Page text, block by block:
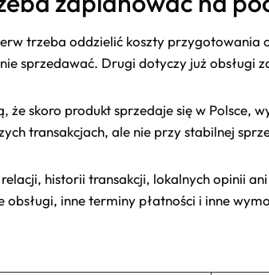
trzeba oddzielić koszty przygotowania
sprzedawać. Drugi dotyczy już obsługi
skoro produkt sprzedaje się w Polsce,
transakcjach, ale nie przy stabilnej
historii transakcji, lokalnych opinii
inne terminy płatności i inne